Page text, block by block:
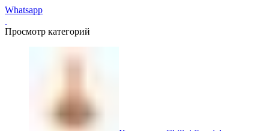
Whatsapp
Просмотр категорий